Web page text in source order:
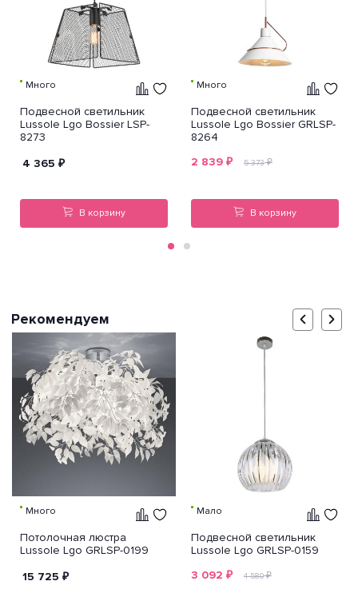
Много
Подвесной светильник
Lussole Lgo Bossier LSP-
8273
4 365 ₽
В корзину
Много
Подвесной светильник
Lussole Lgo Bossier GRLSP-
8264
2 839 ₽ 5 373₽
В корзину
Рекомендуем
Много
Потолочная люстра
Lussole Lgo GRLSP-0199
15 725 ₽
Мало
Подвесной светильник
Lussole Lgo GRLSP-0159
3 092 ₽ 4 580₽